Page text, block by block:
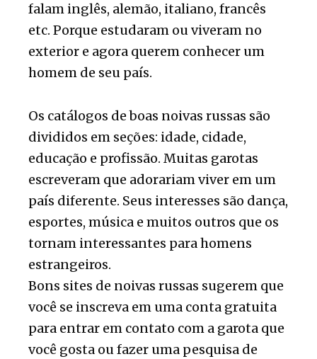
falam inglês, alemão, italiano, francês
etc. Porque estudaram ou viveram no
exterior e agora querem conhecer um
homem de seu país.
Os catálogos de boas noivas russas são
divididos em seções: idade, cidade,
educação e profissão. Muitas garotas
escreveram que adorariam viver em um
país diferente. Seus interesses são dança,
esportes, música e muitos outros que os
tornam interessantes para homens
estrangeiros.
Bons sites de noivas russas sugerem que
você se inscreva em uma conta gratuita
para entrar em contato com a garota que
você gosta ou fazer uma pesquisa de